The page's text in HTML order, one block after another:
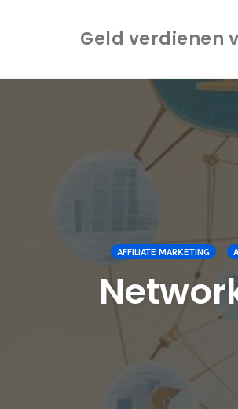
Geld verdienen
AFFILIATE MARKETING